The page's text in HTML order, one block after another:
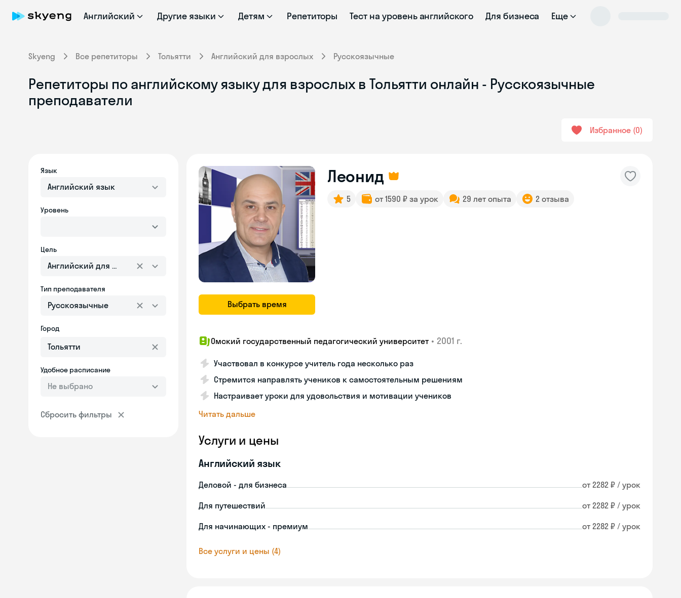
Английский Другие языки Детям Репетиторы Тест на уровень английского Для бизнеса Еще
Skyeng Все репетиторы Тольятти Английский для взрослых Русскоязычные
Репетиторы по английскому языку для взрослых в Тольятти онлайн - Русскоязычные
преподаватели
Избранное 0
Язык
Английский язык
Уровень
Цель
Английский для взрослых
Тип преподавателя
Русскоязычные
Город
Удобное расписание
Не выбрано
Сбросить фильтры
Выбрать время
Леонид
5 от 1590 ₽ за урок 29 лет опыта 2 отзыва
Омский государственный педагогический университет • 2001 г.
Участвовал в конкурсе учитель года несколько раз
Стремится направлять учеников к самостоятельным решениям
Настраивает уроки для удовольствия и мотивации учеников
Читать дальше
Услуги и цены
Английский язык
Деловой - для бизнеса от 2282 ₽ / урок
Для путешествий от 2282 ₽ / урок
Для начинающих - премиум от 2282 ₽ / урок
Все услуги и цены (4)